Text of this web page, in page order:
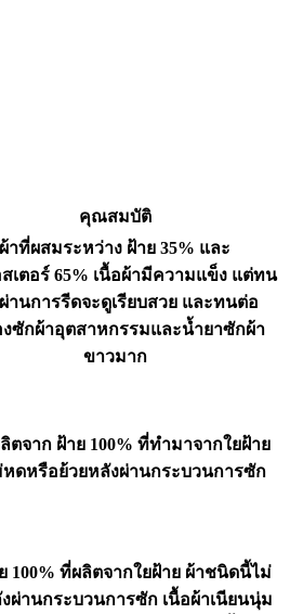
คุณสมบัติ
ผ้าที่ผสมระหว่าง ฝ้าย 35% และ
เตอร์ 65% เนื้อผ้ามีความแข็ง แต่ทน
านการรีดจะดูเรียบสวย และทนต่อ
งซักผ้าอุตสาหกรรมและน้ำยาซักผ้า
ขาวมาก
ตจาก ฝ้าย 100% ที่ทำมาจากใยฝ้าย
หดหรือย้วยหลังผ่านกระบวนการซัก
100% ที่ผลิตจากใยฝ้าย ผ้าชนิดนี้ไม่
ผ่านกระบวนการซัก เนื้อผ้าเนียนนุ่ม